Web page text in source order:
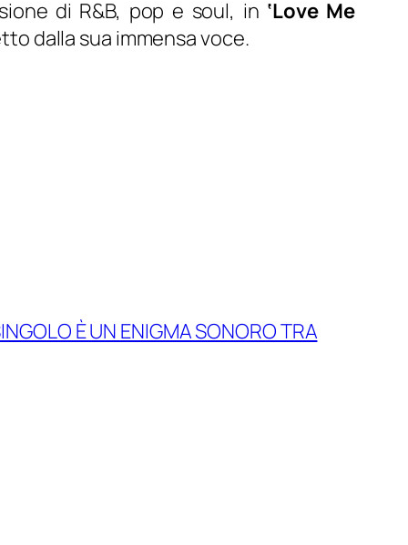
di R&B, pop e soul, in ‘Love Me
dalla sua immensa voce.
È UN ENIGMA SONORO TRA